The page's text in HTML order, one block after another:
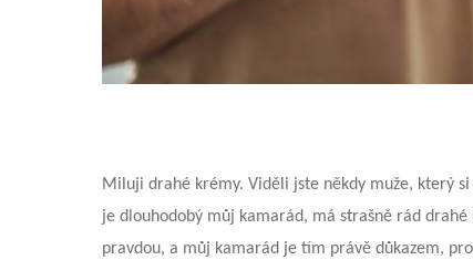
Miluji drahé krémy. Viděli jste někdy muže, který
je dlouhodobý můj kamarád, má strašně rád
pravdou, a můj kamarád je tím právě důkazem,